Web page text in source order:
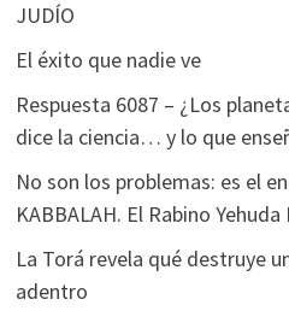
JUDÍO
El éxito que nadie ve
Respuesta 6087 – ¿Los
dice la ciencia… y lo que
No son los problemas: es el
KABBALAH. El Rabino
La Torá revela qué destruye
adentro